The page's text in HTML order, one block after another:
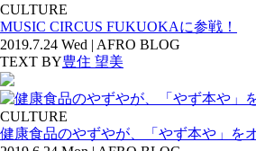
CULTURE
MUSIC CIRCUS FUKUOKAに参戦！
2019.7.24 Wed | AFRO BLOG
TEXT BY豊住 望美
CULTURE
健康食品のやずやが、「やず本や」を